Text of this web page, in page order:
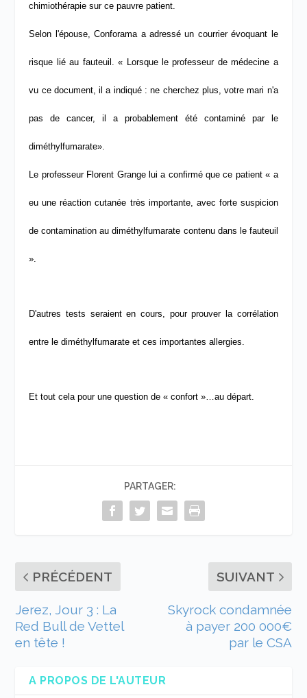
chimiothérapiesur ce pauvre patient.
Selon l'épouse, Conforama a adressé un courrier évoquant le
risque lié au fauteuil. « Lorsque le professeur de médecine a
vu ce document, il a indiqué : ne cherchez plus, votre mari n'a
pas de cancer, il a probablement été contaminé par le
diméthylfumarate».
Le professeur Florent Grange lui a confirméque ce patient « a
eu une réaction cutanée très importante, avec forte suspicion
de contamination au diméthylfumarate contenu dans le fauteuil
».
D'autres tests seraient en cours, pour prouver la corrélation
entre le diméthylfumarate et ces importantes allergies.
Et tout cela pour une question de « confort »…au départ.
PARTAGER:
PRÉCÉDENT
Jerez, Jour 3 : La
Red Bull de Vettel
en tête !
SUIVANT
Skyrock condamnée
à payer 200 000€
par le CSA
A PROPOS DE L'AUTEUR